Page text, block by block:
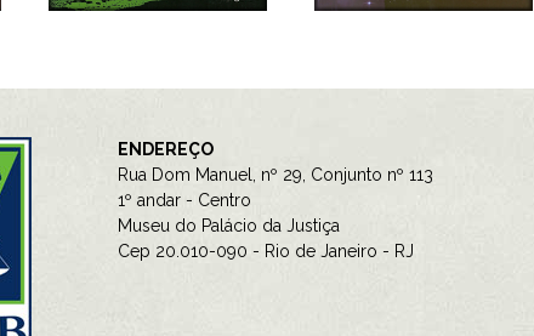
ENDEREÇO
Rua Dom Manuel, nº 29, Conjunto nº 113
1º andar - Centro
Museu do Palácio da Justiça
Cep 20.010-090 - Rio de Janeiro - RJ